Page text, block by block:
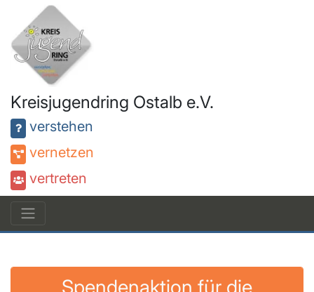
Kreisjugendring Ostalb e.V.
verstehen
vernetzen
vertreten
Spendenaktion für die